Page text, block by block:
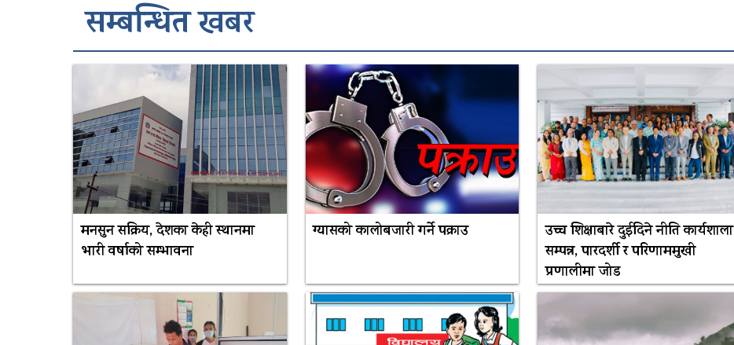
सम्बन्धित खबर
मनसुन सक्रिय, देशका केही स्थानमा
भारी वर्षाको सम्भावना
ग्यासको कालोबजारी गर्ने पक्राउ
उच्च शिक्षाबारे दुईदिने नीति कार्यशाला
सम्पन्न, पारदर्शी र परिणाममुखी
प्रणालीमा जोड